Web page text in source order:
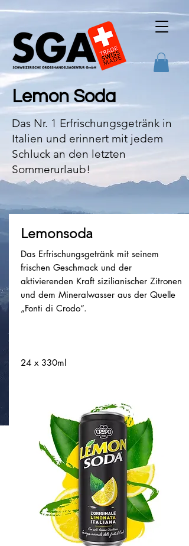
Lemon Soda
Das Nr. 1 Erfrischungsgetränk in
Italien und erinnert mit jedem
Schluck an den letzten
Sommerurlaub!
Lemonsoda
Das Erfrischungsgetränk mit seinem
frischen Geschmack und der
aktivierenden Kraft sizilianischer Zitronen
und dem Mineralwasser aus der Quelle
„Fonti di Crodo“.
24 x 330ml